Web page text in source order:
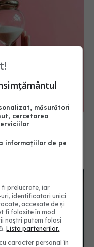
nu ești
Ce se întâmplă în
măsurători
cercetarea
informațiilor de pe
fi prelucrate, iar
identificatori unici
accesate de și
fi folosite în mod
noștri putem folosi
Lista partenerilor.
caracter personal în